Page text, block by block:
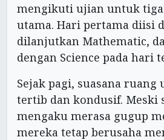
mengikuti ujian untuk
utama. Hari pertama diisi
dilanjutkan Mathematic,
dengan Science pada hari
Sejak pagi, suasana ruang
tertib dan kondusif. Meski
mengaku merasa gugup
mereka tetap berusaha